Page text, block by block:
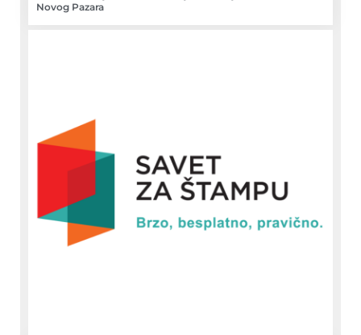
Novog Pazara